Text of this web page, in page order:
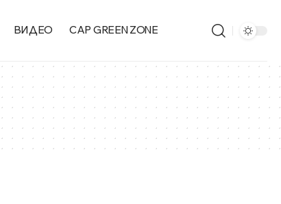
ВИДЕО CAP GREEN ZONE